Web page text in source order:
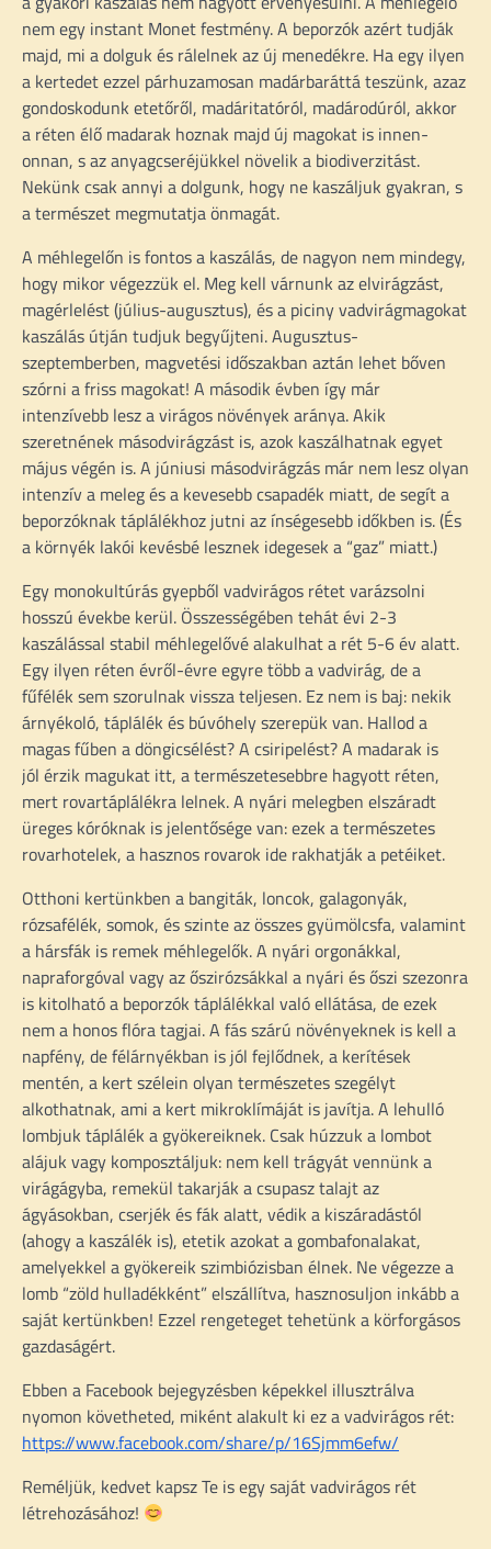
nem egy instant Monet festmény. A beporzók azért tudják
majd, mi a dolguk és rálelnek az új menedékre. Ha egy ilyen
a kertedet ezzel párhuzamosan madárbaráttá teszünk, azaz
gondoskodunk etetőről, madáritatóról, madárodúról, akkor
a réten élő madarak hoznak majd új magokat is innen-
onnan, s az anyagcseréjükkel növelik a biodiverzitást.
Nekünk csak annyi a dolgunk, hogy ne kaszáljuk gyakran, s
a természet megmutatja önmagát.
A méhlegelőn is fontos a kaszálás, de nagyon nem mindegy,
hogy mikor végezzük el. Meg kell várnunk az elvirágzást,
magérlelést (július-augusztus), és a piciny vadvirágmagokat
kaszálás útján tudjuk begyűjteni. Augusztus-
szeptemberben, magvetési időszakban aztán lehet bőven
szórni a friss magokat! A második évben így már
intenzívebb lesz a virágos növények aránya. Akik
szeretnének másodvirágzást is, azok kaszálhatnak egyet
május végén is. A júniusi másodvirágzás már nem lesz olyan
intenzív a meleg és a kevesebb csapadék miatt, de segít a
beporzóknak táplálékhoz jutni az ínségesebb időkben is. (És
a környék lakói kevésbé lesznek idegesek a “gaz” miatt.)
Egy monokultúrás gyepből vadvirágos rétet varázsolni
hosszú évekbe kerül. Összességében tehát évi 2-3
kaszálással stabil méhlegelővé alakulhat a rét 5-6 év alatt.
Egy ilyen réten évről-évre egyre több a vadvirág, de a
fűfélék sem szorulnak vissza teljesen. Ez nem is baj: nekik
árnyékoló, táplálék és búvóhely szerepük van. Hallod a
magas fűben a döngicsélést? A csiripelést? A madarak is
jól érzik magukat itt, a természetesebbre hagyott réten,
mert rovartáplálékra lelnek. A nyári melegben elszáradt
üreges kóróknak is jelentősége van: ezek a természetes
rovarhotelek, a hasznos rovarok ide rakhatják a petéiket.
Otthoni kertünkben a bangiták, loncok, galagonyák,
rózsafélék, somok, és szinte az összes gyümölcsfa, valamint
a hársfák is remek méhlegelők. A nyári orgonákkal,
napraforgóval vagy az őszirózsákkal a nyári és őszi szezonra
is kitolható a beporzók táplálékkal való ellátása, de ezek
nem a honos flóra tagjai. A fás szárú növényeknek is kell a
napfény, de félárnyékban is jól fejlődnek, a kerítések
mentén, a kert szélein olyan természetes szegélyt
alkothatnak, ami a kert mikroklímáját is javítja. A lehulló
lombjuk táplálék a gyökereiknek. Csak húzzuk a lombot
alájuk vagy komposztáljuk: nem kell trágyát vennünk a
virágágyba, remekül takarják a csupasz talajt az
ágyásokban, cserjék és fák alatt, védik a kiszáradástól
(ahogy a kaszálék is), etetik azokat a gombafonalakat,
amelyekkel a gyökereik szimbiózisban élnek. Ne végezze a
lomb “zöld hulladékként” elszállítva, hasznosuljon inkább a
saját kertünkben! Ezzel rengeteget tehetünk a körforgásos
gazdaságért.
Ebben a Facebook bejegyzésben képekkel illusztrálva
nyomon követheted, miként alakult ki ez a vadvirágos rét:
https://www.facebook.com/share/p/16Sjmm6efw/
Reméljük, kedvet kapsz Te is egy saját vadvirágos rét
létrehozásához!